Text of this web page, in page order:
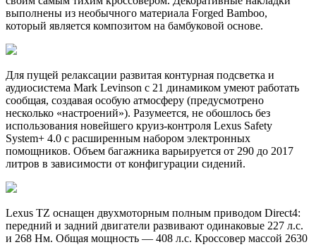
выполнены из необычного материала Forged Bamboo,
который является композитом на бамбуковой основе.
Для пущей релаксации развитая контурная подсветка и
аудиосистема Mark Levinson с 21 динамиком умеют работать
сообщая, создавая особую атмосферу (предусмотрено
несколько «настроений»). Разумеется, не обошлось без
использования новейшего круиз-контроля Lexus Safety
System+ 4.0 с расширенным набором электронных
помощников. Объем багажника варьируется от 290 до 2017
литров в зависимости от конфигурации сидений.
Lexus TZ оснащен двухмоторным полным приводом Direct4:
передний и задний двигатели развивают одинаковые 227 л.с.
и 268 Нм. Общая мощность — 408 л.с. Кроссовер массой 2630